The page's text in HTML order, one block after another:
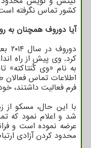
کشور تماس نگرفته
آیا دوروف همچنان به
کرد. وی پیش از راه
به نام «وی کُنتاکته»
اطلاعات تماس فعالان
فرم فعالیت داشتند،
با این حال، مسکو از
شد و اعلام نمود که
عرضه نموده است و
محدود کردن آزادی